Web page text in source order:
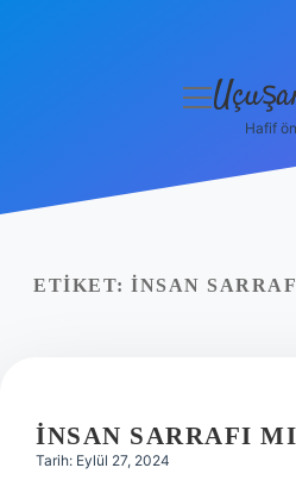
Yasal Uyarı
menüyü
Hafif
ETIKET: İNSAN
İNSAN SARRAFI
Tarih: Eylül 27, 2024